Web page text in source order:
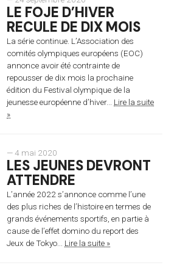
LE FOJE D’HIVER
RECULE DE DIX MOIS
La série continue. L’Association des
comités olympiques européens (EOC)
annonce avoir été contrainte de
repousser de dix mois la prochaine
édition du Festival olympique de la
jeunesse européenne d’hiver... Lire la suite
»
— 4 mai 2020
LES JEUNES DEVRONT
ATTENDRE
L’année 2022 s’annonce comme l’une
des plus riches de l’histoire en termes de
grands événements sportifs, en partie à
cause de l’effet domino du report des
Jeux de Tokyo... Lire la suite »